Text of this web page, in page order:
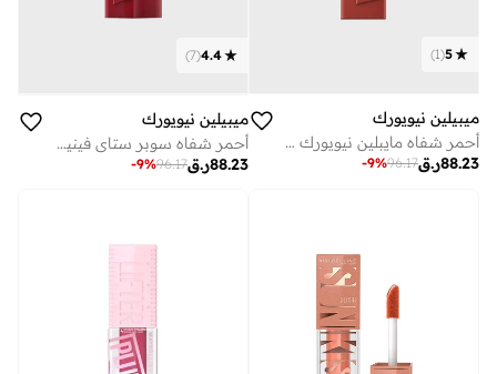
5
(
1
)
ميبيلين نيويورك
أحمر شفاه مايبلين نيويورك سوبر ستاي فاينيل إنك نودز طويل الثبات مقاوم للتحويل –كين
ر.ق88.23
96.17
-9%
4.4
(
7
)
ميبيلين نيويورك
أحمر شفاه سوبر ستاي فينيل انك يدوم طويلا - 10 ليبي
ر.ق88.23
96.17
-9%